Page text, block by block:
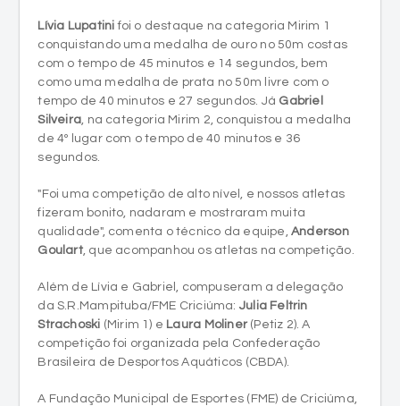
Lívia Lupatinifoi o destaque na categoria Mirim 1
conquistando uma medalha de ouro no 50m costas
com o tempo de 45 minutos e 14 segundos, bem
como uma medalha de prata no 50m livre com o
tempo de 40 minutos e 27 segundos. Já Gabriel
Silveira , na categoria Mirim 2, conquistou a medalha
de 4º lugar com o tempo de 40 minutos e 36
segundos.
"Foi uma competição de alto nível, e nossos atletas
fizeram bonito, nadaram e mostraram muita
qualidade", comenta o técnico da equipe,Anderson
Goulart, que acompanhou os atletas na competição.
Além de Lívia e Gabriel, compuseram a delegação
da S.R.Mampituba/FME Criciúma: Julia Feltrin
Strachoski (Mirim 1) e Laura Moliner (Petiz 2). A
competição foi organizada pela Confederação
Brasileira de Desportos Aquáticos (CBDA).
A Fundação Municipal de Esportes (FME) de Criciúma,